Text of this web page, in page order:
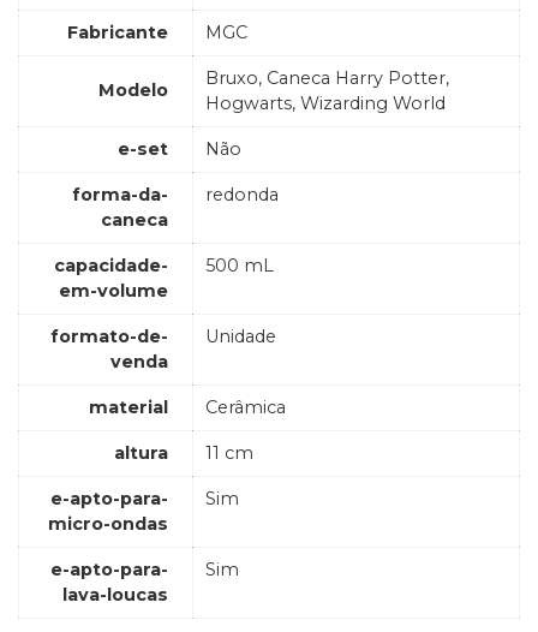
Fabricante MGC
Modelo
Bruxo, Caneca Harry Potter,
Hogwarts, Wizarding World
e-set Não
forma-da-
caneca
redonda
capacidade-
em-volume
500 mL
formato-de-
venda
Unidade
material Cerâmica
altura 11 cm
e-apto-para-
micro-ondas
Sim
e-apto-para-
lava-loucas
Sim